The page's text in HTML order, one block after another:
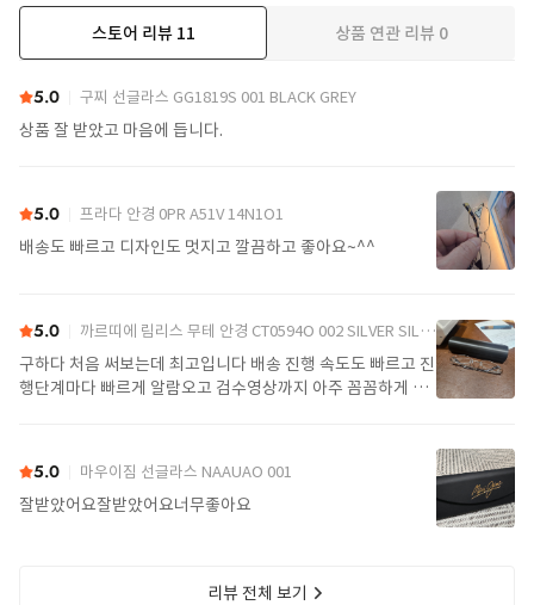
스토어 리뷰 11 상품 연관 리뷰 0
5.0 구찌 선글라스 GG1819S 001 BLACK GREY
상품 잘 받았고 마음에 듭니다.
5.0 프라다 안경 0PR A51V 14N1O1
배송도 빠르고 디자인도 멋지고 깔끔하고 좋아요~^^
5.0 까르띠에 림리스 무테 안경 CT0594O 002 SILVER SILVER TRANSPARENT
구하다 처음 써보는데 최고입니다 배송 진행 속도도 빠르고 진
행단계마다 빠르게 알람오고 검수영상까지 아주 꼼꼼하게 찍
5.0 마우이짐 선글라스 NAAUAO 001
잘받았어요잘받았어요너무좋아요
리뷰 전체 보기